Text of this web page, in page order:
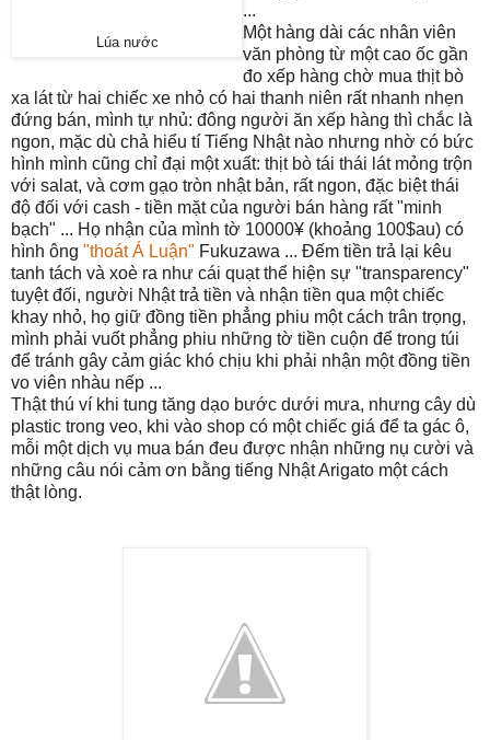
Lúa nước
...
Một hàng dài các nhân viên
văn phòng từ một cao ốc gần
đo xếp hàng chờ mua thịt bò
xa lát từ hai chiếc xe nhỏ có hai thanh niên rất nhanh nhẹn
đứng bán, mình tự nhủ: đông người ăn xếp hàng thì chắc là
ngon, mặc dù chả hiểu tí Tiếng Nhật nào nhưng nhờ có bức
hình mình cũng chỉ đại một xuất: thịt bò tái thái lát mỏng trộn
với salat, và cơm gạo tròn nhật bản, rất ngon, đặc biệt thái
độ đối với cash - tiền mặt của người bán hàng rất "minh
bạch" ... Họ nhận của mình tờ 10000¥ (khoảng 100$au) có
hình ông "thoát Á Luận" Fukuzawa ... Đếm tiền trả lại kêu
tanh tách và xoè ra như cái quạt thể hiện sự "transparency"
tuyệt đối, người Nhật trả tiền và nhận tiền qua một chiếc
khay nhỏ, họ giữ đồng tiền phẳng phiu một cách trân trọng,
mình phải vuốt phẳng phiu những tờ tiền cuộn để trong túi
để tránh gây cảm giác khó chịu khi phải nhận một đồng tiền
vo viên nhàu nếp ...
Thật thú ví khi tung tăng dạo bước dưới mưa, nhưng cây dù
plastic trong veo, khi vào shop có một chiếc giá để ta gác ô,
mỗi một dịch vụ mua bán đeu được nhận những nụ cười và
những câu nói cảm ơn bằng tiếng Nhật Arigato một cách
thật lòng.